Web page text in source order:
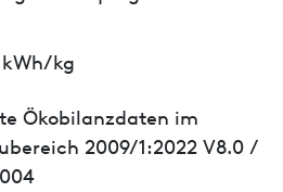
kg
Ökobilanzdaten im
2009/1:2022 V8.0 /